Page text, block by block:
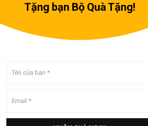
Tặng bạn Bộ Quà Tặng!